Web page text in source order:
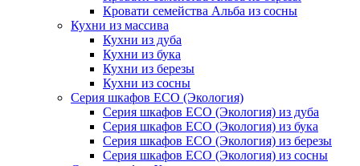
Кровати семейства Альба из сосны
Кухни из массива
Кухни из дуба
Кухни из бука
Кухни из березы
Кухни из сосны
Серия шкафов ECO (Экология)
Серия шкафов ECO (Экология) из дуба
Серия шкафов ECO (Экология) из бука
Серия шкафов ECO (Экология) из березы
Серия шкафов ECO (Экология) из сосны